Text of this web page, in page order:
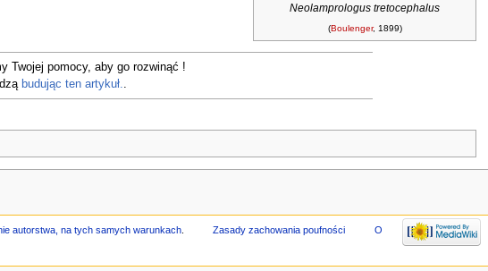
Neolamprologus tretocephalus
(Boulenger, 1899)
Twojej pomocy, aby go rozwinąć !
budując ten artykuł.
autorstwa, na tych samych warunkach. Zasady zachowania poufności
O